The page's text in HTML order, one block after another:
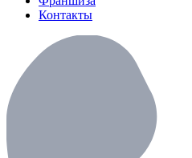
Контакты